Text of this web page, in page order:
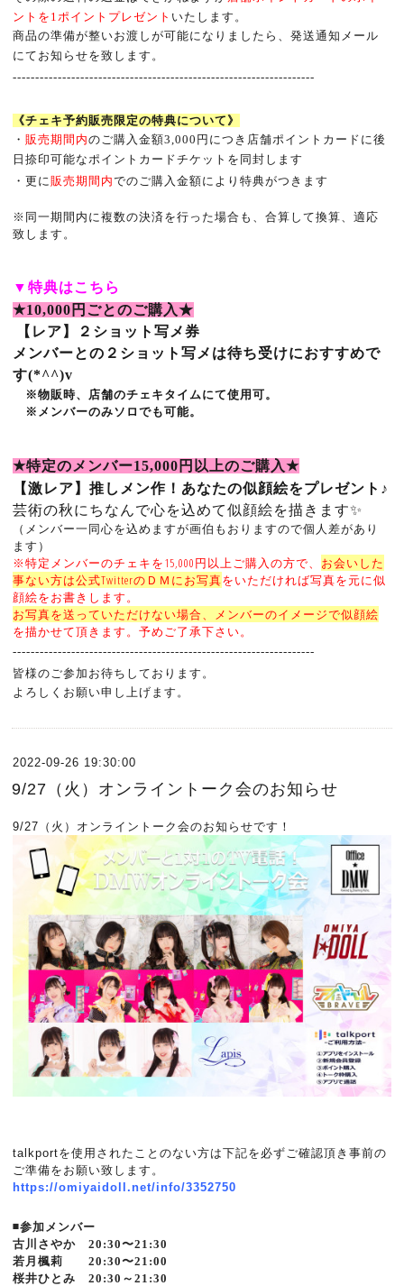
ントを 1 ポイントプレゼント いたします。
商品の準備が整いお渡しが可能になりましたら、発送通知メール
にてお知らせを致します。
-------------------------------------------------------------------
《チェキ予約販売限定の特典について》
・ 販売期間内のご購入金額3,000 円につき店舗ポイントカードに後
日捺印可能なポイントカードチケットを同封します
・更に 販売期間内でのご購入金額により特典がつきます
※ 同一期間内に複数の決済を行った場合も、合算して換算、適応
致します。
▼特典はこちら
★10,000 円ごとのご購入★
【レア】２ショット写メ券
メンバーとの２ショット写メは待ち受けにおすすめで
す(*^^)v
※物販時、店舗のチェキタイムにて使用可。
※メンバーのみソロでも可能。
★特定のメンバー15,000 円以上のご購入★
【激レア】推しメン作！あなたの似顔絵をプレゼント♪
芸術の秋にちなんで心を込めて似顔絵を描きます✨
（メンバー一同心を込めますが画伯もおりますので個人差があり
ます）
※特定メンバーのチェキを15,000円以上ご購入の方で、 お会いした
事ない方は公式TwitterのＤＭにお写真をいただければ写真を元に似
顔絵をお書きします。
お写真を送っていただけない場合、メンバーのイメージで似顔絵
を描かせて頂きます。予めご了承下さい。
-------------------------------------------------------------------
皆様のご参加お待ちしております。
よろしくお願い申し上げます。
2022-09-26 19:30:00
9/27（火）オンライントーク会のお知らせ
9/27（火）オンライントーク会のお知らせです！
talkportを使用されたことのない方は下記を必ずご確認頂き事前の
ご準備をお願い致します。
https://omiyaidoll.net/info/3352750
◾️参加メンバー
古川さやか 20:30〜21:30
若月楓莉 20:30〜21:00
桜井ひとみ 20:30～21:30